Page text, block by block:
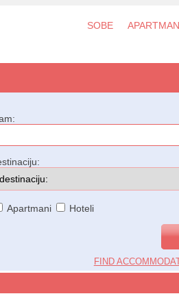
SOBE
Apartmani Hoteli
FIND